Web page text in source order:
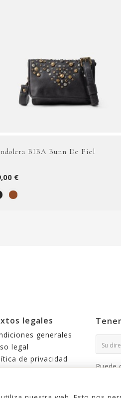
BIBA Bunn De Piel
€
legales
generales
legal
de privacidad
de cookies
Puede